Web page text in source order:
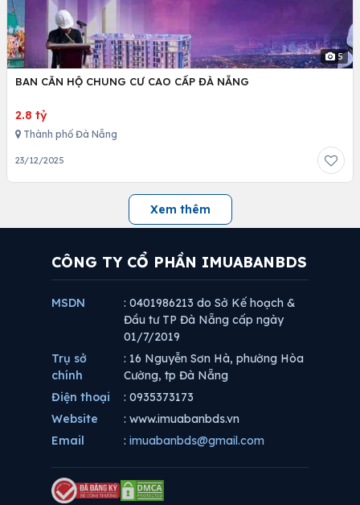
5
BAN CĂN HỘ CHUNG CƯ CAO CẤP ĐÀ NẴNG
2.8 tỷ
Thành phố Đà Nẵng
23/12/2025
Xem thêm
CÔNG TY CỔ PHẦN IMUABANBDS
MSDN
: 0401986213 do Sở Kế hoạch &
Đầu tư TP Đà Nẵng cấp ngày
01/7/2019
Trụ sở
chính
: 16 Nguyễn Sơn Hà, phường Hòa
Cường, tp Đà Nẵng
Điện thoại
: 0935373173
Website
: www.imuabanbds.vn
Email
: imuabanbds@gmail.com